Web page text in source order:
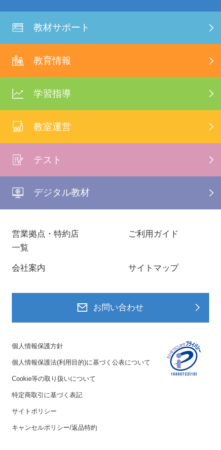
教材サポート
教育情報
学習指導
教室運営
テスト
デジタル教材
営業拠点・特約店
一覧
ご利用ガイド
会社案内 サイトマップ
お問い合わせ
個人情報保護方針
個人情報保護法(利用目的)に基づく公表について
Cookie等の取り扱いについて
特定商取引に基づく表記
サイトポリシー
キャンセルポリシー/返品特約